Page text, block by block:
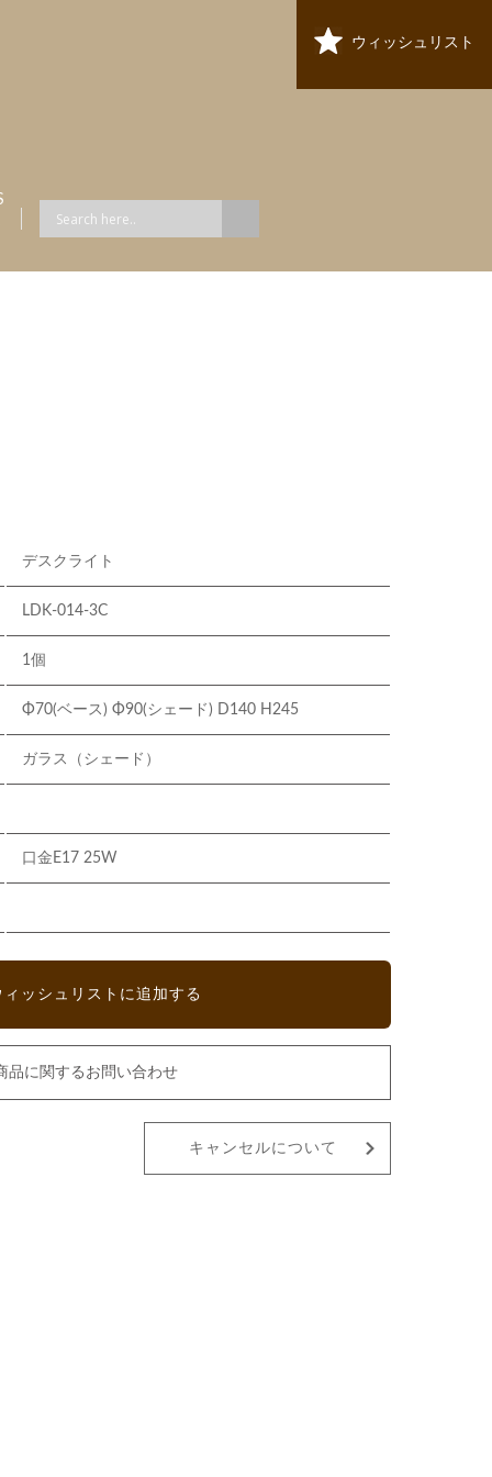
ウィッシュリスト
デスクライト
LDK-014-3C
1個
Φ70(ベース) Φ90(シェード) D140 H245
ガラス（シェード）
口金E17 25W
ィッシュリストに追加する
品に関するお問い合わせ
キャンセルについて